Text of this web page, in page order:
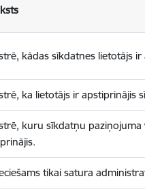
kādas sīkdatnes lietotājs ir
ka lietotājs ir apstiprinājis
kuru sīkdatņu paziņojuma
tikai satura